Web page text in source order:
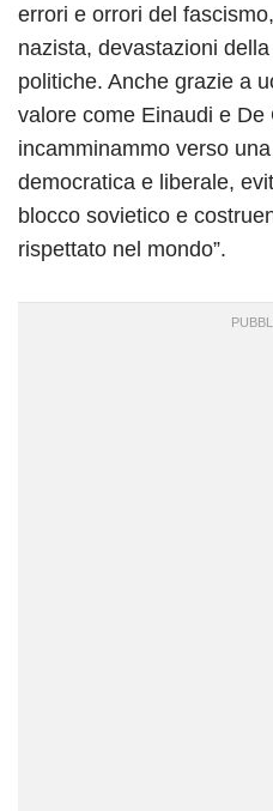
errori e orrori del
nazista, devastazioni
politiche. Anche grazie a
valore come Einaudi e
incamminammo verso
democratica e liberale,
blocco sovietico e
rispettato nel mondo”.